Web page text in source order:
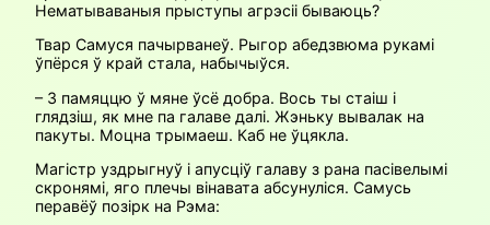
Нематываваныя прыступы агрэсіі бываюць?
Твар Самуся пачырванеў. Рыгор абедзвюма рукамі
ўпёрся ў край стала, набычыўся.
– З памяццю ў мяне ўсё добра. Вось ты стаіш і
глядзіш, як мне па галаве далі. Жэньку вывалак на
пакуты. Моцна трымаеш. Каб не ўцякла.
Магістр уздрыгнуў і апусціў галаву з рана пасівелымі
скронямі, яго плечы вінавата абсунуліся. Самусь
перавёў позірк на Рэма: